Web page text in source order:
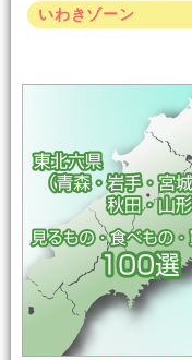
いわきゾーン